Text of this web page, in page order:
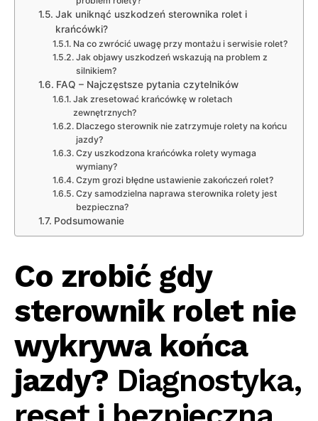
Jak uniknąć uszkodzeń sterownika rolet i
krańcówki?
Na co zwrócić uwagę przy montażu i serwisie rolet?
Jak objawy uszkodzeń wskazują na problem z
silnikiem?
FAQ – Najczęstsze pytania czytelników
Jak zresetować krańcówkę w roletach
zewnętrznych?
Dlaczego sterownik nie zatrzymuje rolety na końcu
jazdy?
Czy uszkodzona krańcówka rolety wymaga
wymiany?
Czym grozi błędne ustawienie zakończeń rolet?
Czy samodzielna naprawa sterownika rolety jest
bezpieczna?
Podsumowanie
Co zrobić gdy
sterownik rolet nie
wykrywa końca
jazdy? Diagnostyka,